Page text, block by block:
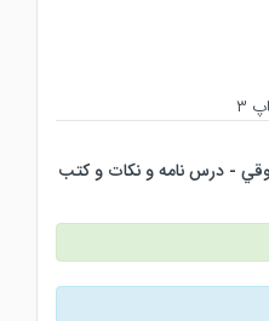
- درس نامه و نكات و كتب